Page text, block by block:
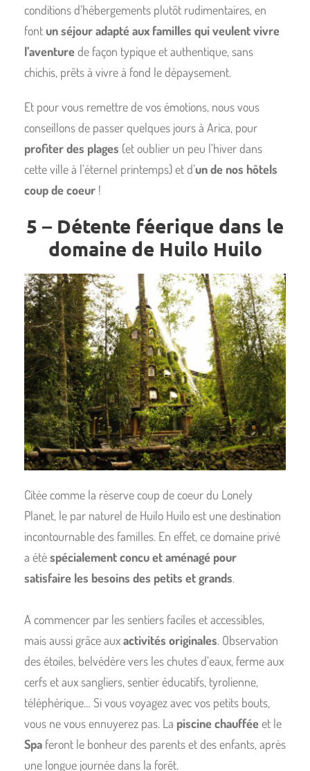
conditions d’hébergements plutôt rudimentaires, en
fontun séjour adapté aux familles qui veulent vivre
l’aventurede façon typique et authentique, sans
chichis, prêts à vivre à fond le dépaysement.
Et pour vous remettre de vos émotions, nous vous
conseillons de passer quelques jours à Arica, pour
profiter des plages (et oublier un peu l’hiver dans
cette ville à l’éternel printemps) et d’un de nos hôtels
coup de coeur !
5 – Détente féerique dans le
domaine de Huilo Huilo
Citée comme la réserve coup de coeur du Lonely
Planet, le par naturel de Huilo Huilo est une destination
incontournable des familles. En effet, ce domaine privé
a étéspécialement concu et aménagé pour
satisfaire les besoins des petits et grands.
A commencer par les sentiers faciles et accessibles,
mais aussi grâce auxactivités originales. Observation
des étoiles, belvédère vers les chutes d’eaux, ferme aux
cerfs et aux sangliers, sentier éducatifs, tyrolienne,
téléphérique… Si vous voyagez avec vos petits bouts,
vous ne vous ennuyerez pas. La piscine chaufféeet le
Spa feront le bonheur des parents et des enfants, après
une longue journée dans la forêt.